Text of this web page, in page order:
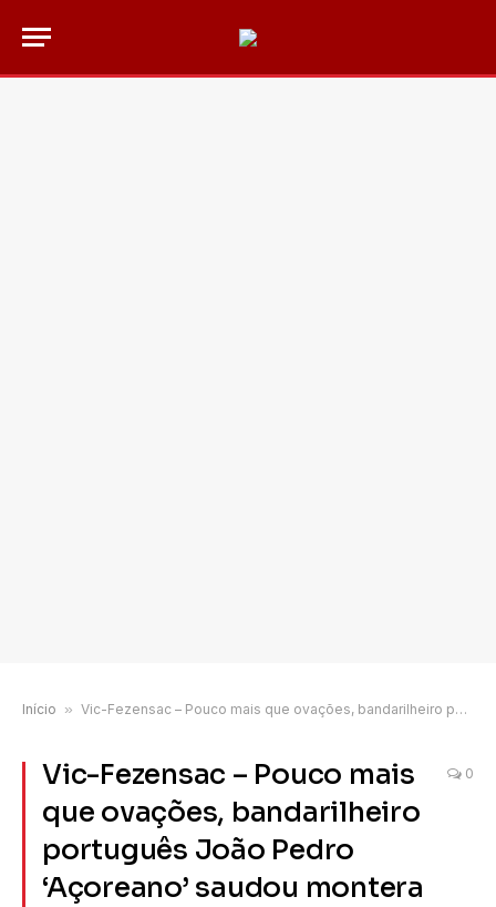
Início » Vic-Fezensac – Pouco mais que ovações, bandarilheiro português João Pedro ‘Açoreano’ saudou montera em mão
Vic-Fezensac – Pouco mais
que ovações, bandarilheiro
português João Pedro
‘Açoreano’ saudou montera
0